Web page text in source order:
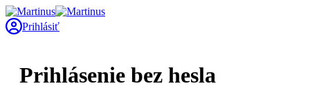
Prihlásiť
Prihlásenie bez hesla